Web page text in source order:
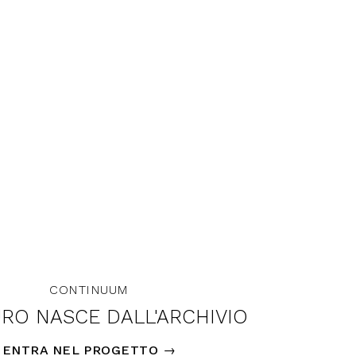
CONTINUUM
NASCE DALL'ARCHIVIO
ENTRA NEL PROGETTO →